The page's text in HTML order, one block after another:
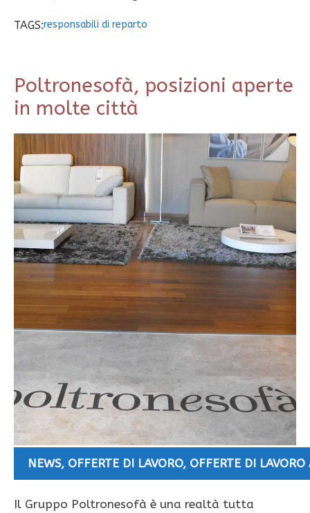
TAGS:responsabili di reparto
Poltronesofà, posizioni aperte
in molte città
NEWS, OFFERTE DI LAVORO, OFFERTE DI LAVORO
Il Gruppo Poltronesofà è una realtà tutta